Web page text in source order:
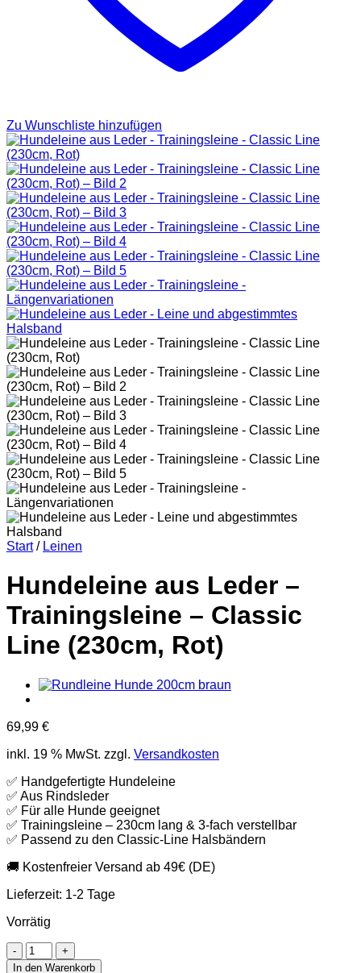
Zu Wunschliste hinzufügen
Start / Leinen
Hundeleine aus Leder –
Trainingsleine – Classic
Line (230cm, Rot)
69,99 €
inkl. 19 % MwSt. zzgl. Versandkosten
✅ Handgefertigte Hundeleine
✅ Aus Rindsleder
✅ Für alle Hunde geeignet
✅ Trainingsleine – 230cm lang & 3-fach verstellbar
✅ Passend zu den Classic-Line Halsbändern
🚚 Kostenfreier Versand ab 49€ (DE)
Lieferzeit: 1-2 Tage
Vorrätig
Hundeleine
aus
In den Warenkorb